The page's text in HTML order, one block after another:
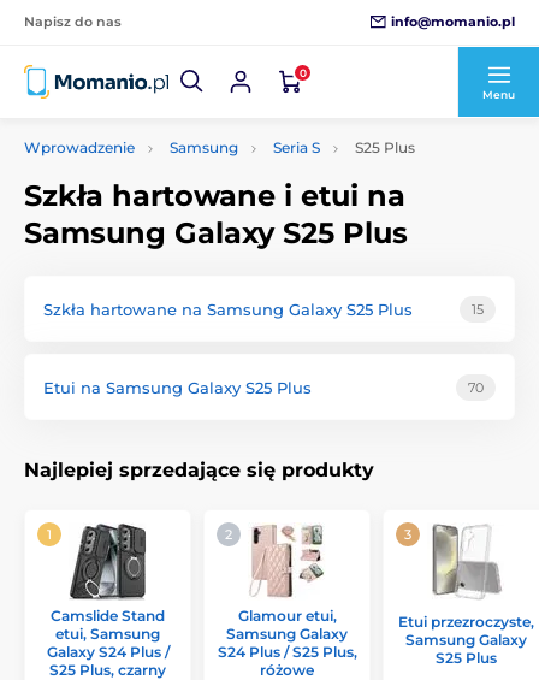
Napisz do nas info@momanio.pl
0
Menu
Wprowadzenie Samsung Seria S S25 Plus
Szkła hartowane i etui na
Samsung Galaxy S25 Plus
Szkła hartowane na Samsung Galaxy S25 Plus 15
Etui na Samsung Galaxy S25 Plus 70
Najlepiej sprzedające się produkty
Camslide Stand
etui, Samsung
Galaxy S24 Plus /
S25 Plus, czarny
Glamour etui,
Samsung Galaxy
S24 Plus / S25 Plus,
różowe
Etui przezroczyste,
Samsung Galaxy
S25 Plus